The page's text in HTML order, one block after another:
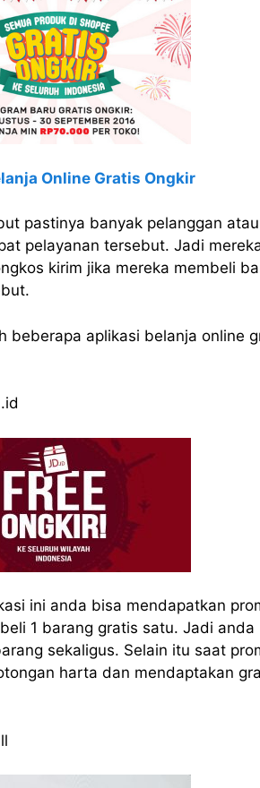
Online Gratis Ongkir
pastinya banyak pelanggan atau
pelayanan tersebut. Jadi
kirim jika mereka membeli
beberapa aplikasi belanja online
ini anda bisa mendapatkan
1 barang gratis satu. Jadi anda
sekaligus. Selain itu saat
harta dan mendaptakan